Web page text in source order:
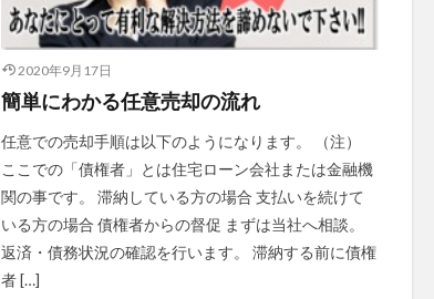
2020年9月17日
簡単にわかる任意売却の流れ
任意での売却手順は以下のようになります。 （注）
ここでの「債権者」とは住宅ローン会社または金融機
関の事です。 滞納している方の場合 支払いを続けて
いる方の場合 債権者からの督促 まずは当社へ相談。
返済・債務状況の確認を行います。 滞納する前に債権
者 […]